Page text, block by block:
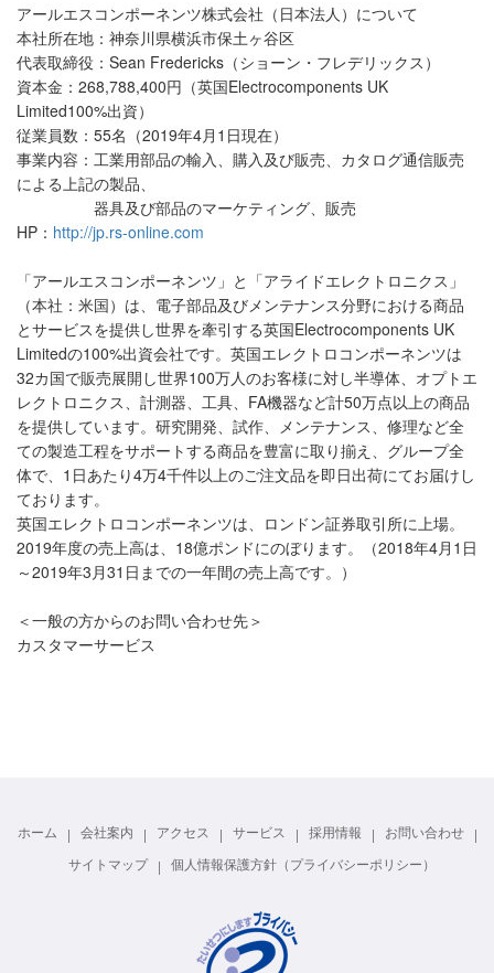
アールエスコンポーネンツ株式会社（日本法人）について
本社所在地：神奈川県横浜市保土ヶ谷区
代表取締役：Sean Fredericks（ショーン・フレデリックス）
資本金：268,788,400円（英国Electrocomponents UK
Limited100%出資）
従業員数：55名（2019年4月1日現在）
事業内容：工業用部品の輸入、購入及び販売、カタログ通信販売
による上記の製品、
器具及び部品のマーケティング、販売
HP： http://jp.rs-online.com
「アールエスコンポーネンツ」と「アライドエレクトロニクス」
（本社：米国）は、電子部品及びメンテナンス分野における商品
とサービスを提供し世界を牽引する英国Electrocomponents UK
Limitedの100%出資会社です。英国エレクトロコンポーネンツは
32カ国で販売展開し世界100万人のお客様に対し半導体、オプトエ
レクトロニクス、計測器、工具、FA機器など計50万点以上の商品
を提供しています。研究開発、試作、メンテナンス、修理など全
ての製造工程をサポートする商品を豊富に取り揃え、グループ全
体で、1日あたり4万4千件以上のご注文品を即日出荷にてお届けし
ております。
英国エレクトロコンポーネンツは、ロンドン証券取引所に上場。
2019年度の売上高は、18億ポンドにのぼります。（2018年4月1日
～2019年3月31日までの一年間の売上高です。）
＜一般の方からのお問い合わせ先＞
カスタマーサービス
ホーム 会社案内 アクセス サービス 採用情報
お問い合わせ
サイトマップ
個人情報保護方針（プライバシーポリシー）